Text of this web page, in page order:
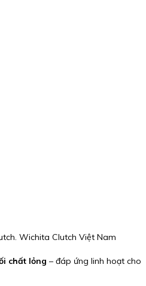
Wichita Clutch Việt Nam
chất lỏng – đáp ứng linh hoạt cho